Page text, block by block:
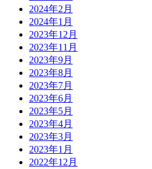
2024年2月
2024年1月
2023年12月
2023年11月
2023年9月
2023年8月
2023年7月
2023年6月
2023年5月
2023年4月
2023年3月
2023年1月
2022年12月